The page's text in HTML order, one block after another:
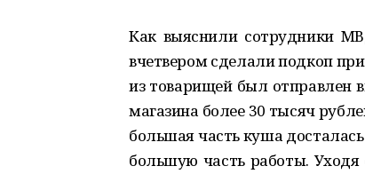
Как выяснили сотрудники
вчетвером сделали подкоп
из товарищей был отправлен
магазина более 30 тысяч
большая часть куша
большую часть работы. Уходя